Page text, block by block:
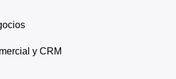
y CRM